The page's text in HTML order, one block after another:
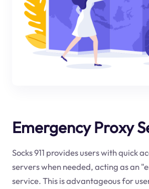
Emergency Proxy
Socks 911 provides users with quick
servers when needed, acting as an
service. This is advantageous for